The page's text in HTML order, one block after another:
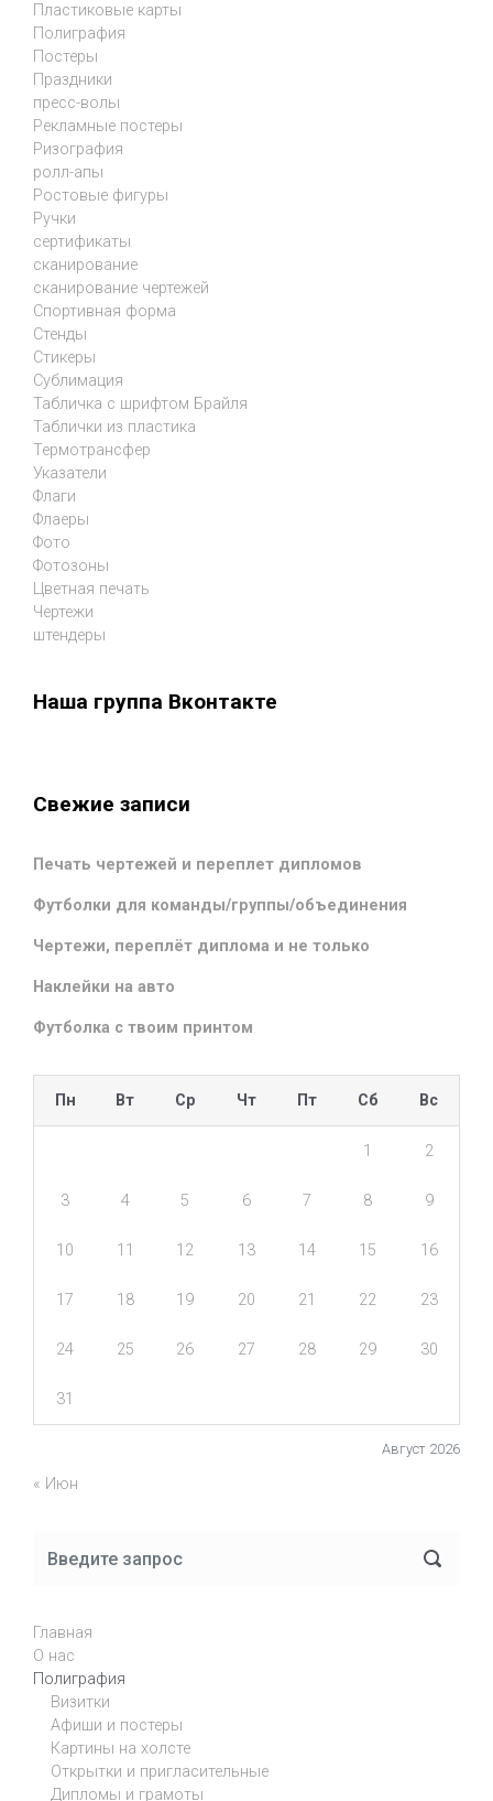
Пластиковые карты
Полиграфия
Постеры
Праздники
пресс-волы
Рекламные постеры
Ризография
ролл-апы
Ростовые фигуры
Ручки
сертификаты
сканирование
сканирование чертежей
Спортивная форма
Стенды
Стикеры
Сублимация
Табличка с шрифтом Брайля
Таблички из пластика
Термотрансфер
Указатели
Флаги
Флаеры
Фото
Фотозоны
Цветная печать
Чертежи
штендеры
Наша группа Вконтакте
Свежие записи
Печать чертежей и переплет дипломов
Футболки для команды/группы/объединения
Чертежи, переплёт диплома и не только
Наклейки на авто
Футболка с твоим принтом
Август 2026
Пн Вт Ср Чт Пт Сб Вс
1 2
3 4 5 6 7 8 9
10 11 12 13 14 15 16
17 18 19 20 21 22 23
24 25 26 27 28 29 30
31
« Июн
Главная
О нас
Полиграфия
Визитки
Афиши и постеры
Картины на холсте
Открытки и пригласительные
Дипломы и грамоты